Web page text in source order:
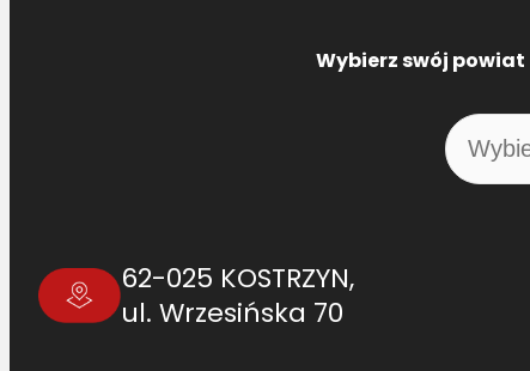
Wybierz swój powiat
62-025 KOSTRZYN,
ul. Wrzesińska 70